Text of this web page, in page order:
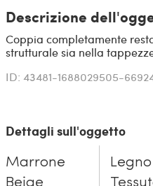
Descrizione
Coppia completamente
strutturale sia nella
ID: 43481-1688029505-
Dettagli sull'oggetto
Marrone
Legno